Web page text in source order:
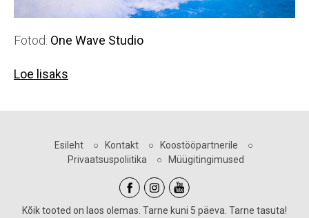
Fotod: One Wave Studio
Loe lisaks
Esileht○ Kontakt○ Koostööpartnerile ○
Privaatsuspoliitika
○ Müügitingimused
Kõik tooted on laos olemas. Tarne kuni 5 päeva. Tarne tasuta!